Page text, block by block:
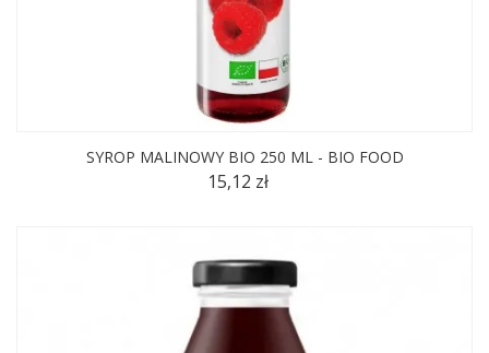
SYROP MALINOWY BIO 250 ML - BIO FOOD
15,12 zł